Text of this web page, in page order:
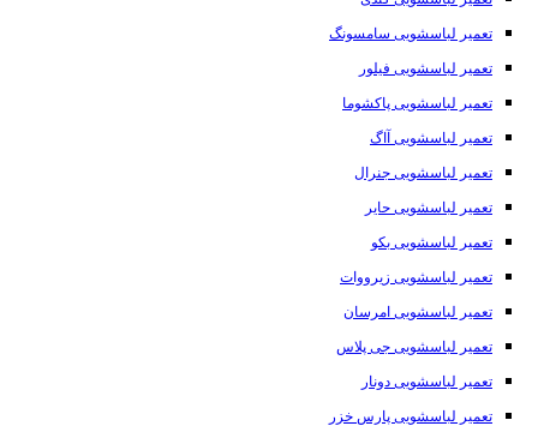
تعمیر لباسشویی سامسونگ
تعمیر لباسشویی فیلور
تعمیر لباسشویی پاکشوما
تعمیر لباسشویی آاگ
تعمیر لباسشویی جنرال
تعمیر لباسشویی حایر
تعمیر لباسشویی بکو
تعمیر لباسشویی زیرووات
تعمیر لباسشویی امرسان
تعمیر لباسشویی جی پلاس
تعمیر لباسشویی دونار
تعمیر لباسشویی پارس خزر